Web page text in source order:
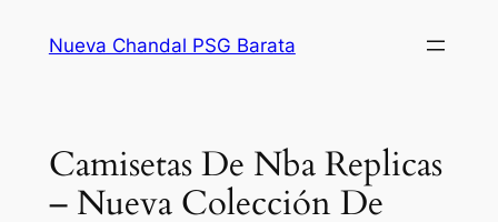
Nueva Chandal PSG Barata
Camisetas De Nba Replicas
– Nueva Colección De